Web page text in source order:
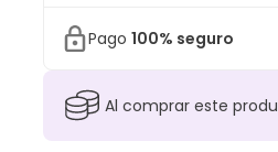
Pago 100% seguro
Al comprar este